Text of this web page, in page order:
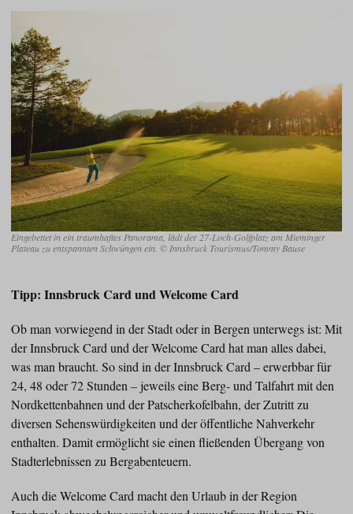
Eingebettet in ein traumhaftes Panorama, lädt der 27-Loch-Golfplatz am Mieminger
Plateau zu entspannten Schwüngen ein. © Innsbruck Tourismus/Tommy Bause
Tipp: Innsbruck Card und Welcome Card
Ob man vorwiegend in der Stadt oder in Bergen unterwegs ist: Mit
der Innsbruck Card und der Welcome Card hat man alles dabei,
was man braucht. So sind in der Innsbruck Card – erwerbbar für
24, 48 oder 72 Stunden – jeweils eine Berg- und Talfahrt mit den
Nordkettenbahnen und der Patscherkofelbahn, der Zutritt zu
diversen Sehenswürdigkeiten und der öffentliche Nahverkehr
enthalten. Damit ermöglicht sie einen fließenden Übergang von
Stadterlebnissen zu Bergabenteuern.
Auch die Welcome Card macht den Urlaub in der Region